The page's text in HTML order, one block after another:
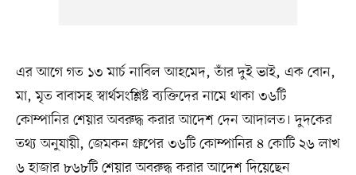
এর আগে গত ১৩ মার্চ নাবিল আহমেদ, তাঁর দুই ভাই, এক বোন,
মা, মৃত বাবাসহ স্বার্থসংশ্লিষ্ট ব্যক্তিদের নামে থাকা ৩৬টি
কোম্পানির শেয়ার অবরুদ্ধ করার আদেশ দেন আদালত। দুদকের
তথ্য অনুযায়ী, জেমকন গ্রুপের ৩৬টি কোম্পানির ৪ কোটি ২৬ লাখ
৬ হাজার ৮৬৮টি শেয়ার অবরুদ্ধ করার আদেশ দিয়েছেন